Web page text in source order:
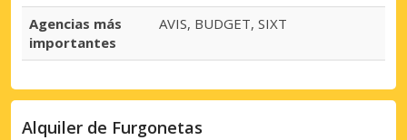
Agencias más
importantes
AVIS, BUDGET, SIXT
Alquiler de Furgonetas